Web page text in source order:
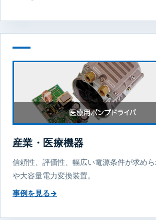
産業・医療機器
信頼性、評価性、幅広い電源条件が求め
や大容量電力変換装置。
事例を見る→